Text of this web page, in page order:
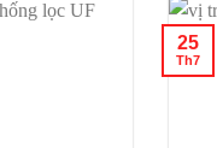
25
Th7